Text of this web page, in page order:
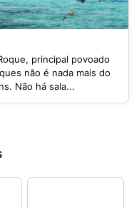
principal povoado
não é nada mais do
Não há sala...